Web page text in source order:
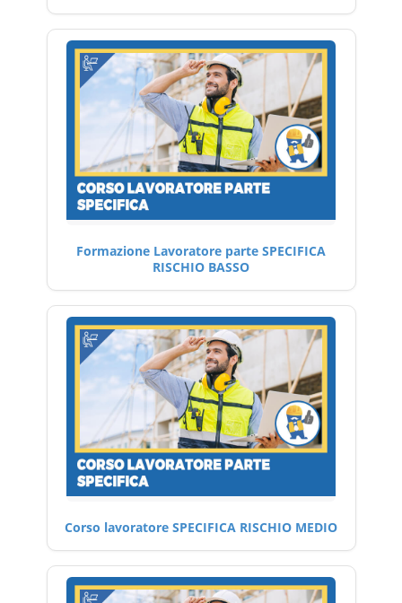
Formazione Lavoratore parte SPECIFICA
RISCHIO BASSO
Corso lavoratore SPECIFICA RISCHIO MEDIO